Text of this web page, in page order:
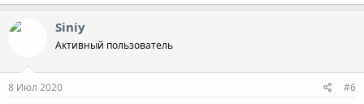
Siniy
Активный пользователь
8 Июл 2020 #6